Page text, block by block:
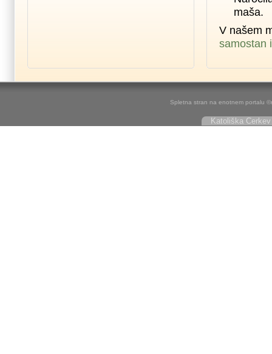
maša.
V našem
samostan
Spletna stran na enotnem portalu
Katoliška